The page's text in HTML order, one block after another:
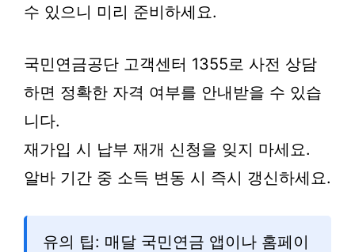
수 있으니 미리 준비하세요.
국민연금공단 고객센터 1355로 사전 상담
하면 정확한 자격 여부를 안내받을 수 있습
니다.
재가입 시 납부 재개 신청을 잊지 마세요.
알바 기간 중 소득 변동 시 즉시 갱신하세요.
유의 팁: 매달 국민연금 앱이나 홈페이